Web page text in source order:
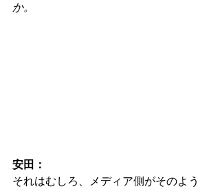
か。
安田：
それはむしろ、メディア側がそのよう